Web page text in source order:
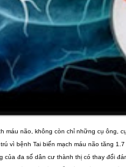
máu não, không còn chỉ những cụ ông,
vì bệnh Tai biến mạch máu não tăng
của đa số dân cư thành thị có thay đổi